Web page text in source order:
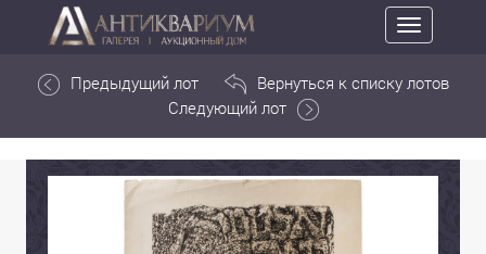
Toggle
navigation
Предыдущий лот
Вернуться к списку лотов
Следующий лот